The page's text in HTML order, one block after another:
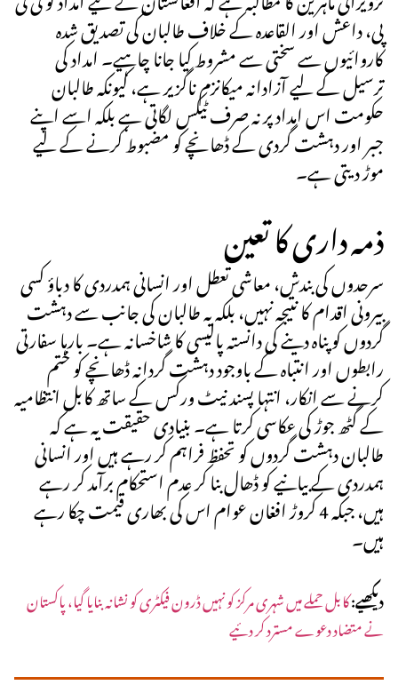
پی، داعش اور القاعدہ کے خلاف طالبان کی تصدیق شدہ
کاروائیوں سے سختی سے مشروط کیا جانا چاہیے۔ امداد کی
ترسیل کے لیے آزادانہ میکانزم ناگزیر ہے، کیونکہ طالبان
حکومت اس امداد پر نہ صرف ٹیکس لگاتی ہے بلکہ اسے اپنے
جبر اور دہشت گردی کے ڈھانچے کو مضبوط کرنے کے لیے
موڑ دیتی ہے۔
ذمہ داری کا تعین
سرحدوں کی بندش، معاشی تعطل اور انسانی ہمدردی کا دباؤ کسی
بیرونی اقدام کا نتیجہ نہیں، بلکہ یہ طالبان کی جانب سے دہشت
گردوں کو پناہ دینے کی دانستہ پالیسی کا شاخسانہ ہے۔ بارہا سفارتی
رابطوں اور انتباہ کے باوجود دہشت گردانہ ڈھانچے کو ختم
کرنے سے انکار، انتہا پسند نیٹ ورکس کے ساتھ کابل انتظامیہ
کے گٹھ جوڑ کی عکاسی کرتا ہے۔ بنیادی حقیقت یہ ہے کہ
طالبان دہشت گردوں کو تحفظ فراہم کر رہے ہیں اور انسانی
ہمدردی کے بیانیے کو ڈھال بنا کر عدم استحکام برآمد کر رہے
ہیں، جبکہ 4 کروڑ افغان عوام اس کی بھاری قیمت چکا رہے
ہیں۔
دیکھیے:کابل حملے میں شہری مرکز کو نہیں ڈرون فیکٹری کو نشانہ بنایا گیا، پاکستان
نے متضاد دعوے مسترد کر دئیے